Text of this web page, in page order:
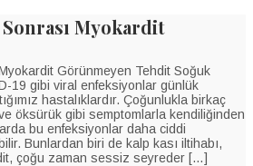
Myokardit
Görünmeyen Tehdit Soğuk
19 gibi viral enfeksiyonlar günlük
hastalıklardır. Çoğunlukla birkaç
öksürük gibi semptomlarla kendiliğinden
bu enfeksiyonlar daha ciddi
Bunlardan biri de kalp kası iltihabı,
çoğu zaman sessiz seyreder […]